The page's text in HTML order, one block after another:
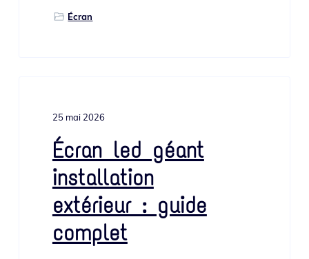
Écran
25 mai 2026
Écran led géant
installation
extérieur : guide
complet